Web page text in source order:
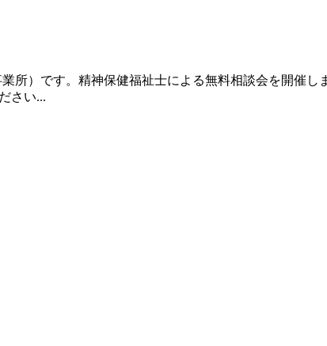
所）です。精神保健福祉士による無料相談会を開催
さい...